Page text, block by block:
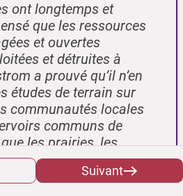
ont longtemps et
que les ressources
et ouvertes
et détruites à
a prouvé qu’il n’en
études de terrain sur
communautés locales
communs de
les prairies, les
les forêts. Elle a
des utilisateurs
Suivant